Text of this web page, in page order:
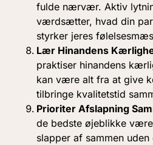
fulde nærvær. Aktiv
værdsætter, hvad din
styrker jeres
Lær Hinandens
praktiser hinandens
kan være alt fra at give
tilbringe kvalitetstid
Prioriter Afslapning
de bedste øjeblikke
slapper af sammen